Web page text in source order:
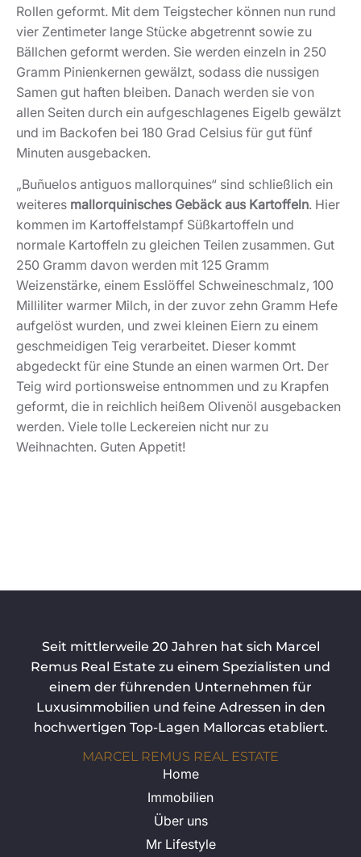
Rollen geformt. Mit dem Teigstecher können nun rund
vier Zentimeter lange Stücke abgetrennt sowie zu
Bällchen geformt werden. Sie werden einzeln in 250
Gramm Pinienkernen gewälzt, sodass die nussigen
Samen gut haften bleiben. Danach werden sie von
allen Seiten durch ein aufgeschlagenes Eigelb gewälzt
und im Backofen bei 180 Grad Celsius für gut fünf
Minuten ausgebacken.
„Buñuelos antiguos mallorquines“ sind schließlich ein
weiteres mallorquinisches Gebäck aus Kartoffeln. Hier
kommen im Kartoffelstampf Süßkartoffeln und
normale Kartoffeln zu gleichen Teilen zusammen. Gut
250 Gramm davon werden mit 125 Gramm
Weizenstärke, einem Esslöffel Schweineschmalz, 100
Milliliter warmer Milch, in der zuvor zehn Gramm Hefe
aufgelöst wurden, und zwei kleinen Eiern zu einem
geschmeidigen Teig verarbeitet. Dieser kommt
abgedeckt für eine Stunde an einen warmen Ort. Der
Teig wird portionsweise entnommen und zu Krapfen
geformt, die in reichlich heißem Olivenöl ausgebacken
werden. Viele tolle Leckereien nicht nur zu
Weihnachten. Guten Appetit!
Seit mittlerweile 20 Jahren hat sich Marcel
Remus Real Estate zu einem Spezialisten und
einem der führenden Unternehmen für
Luxusimmobilien und feine Adressen in den
hochwertigen Top-Lagen Mallorcas etabliert.
MARCEL REMUS REAL ESTATE
Home
Immobilien
Über uns
Mr Lifestyle